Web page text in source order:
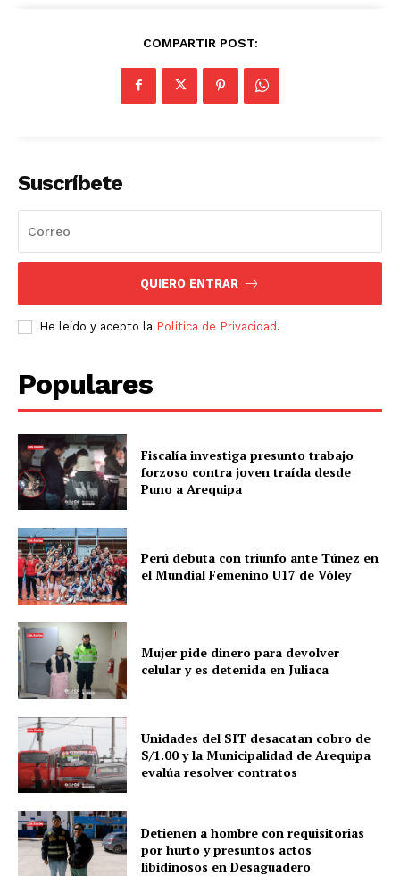
COMPARTIR POST:
Suscríbete
QUIERO ENTRAR
He leído y acepto la Política de Privacidad .
Populares
Fiscalía investiga presunto trabajo
forzoso contra joven traída desde
Puno a Arequipa
Perú debuta con triunfo ante Túnez en
el Mundial Femenino U17 de Vóley
Mujer pide dinero para devolver
celular y es detenida en Juliaca
Unidades del SIT desacatan cobro de
S/1.00 y la Municipalidad de Arequipa
evalúa resolver contratos
Detienen a hombre con requisitorias
por hurto y presuntos actos
libidinosos en Desaguadero